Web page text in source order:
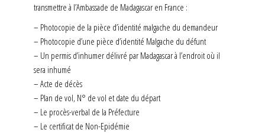
transmettre à l’Ambassade de Madagascar en France :
– Photocopie de la pièce d’identité malgache du demandeur
– Photocopie d’une pièce d’identité Malgache du défunt
– Un permis d’inhumer délivré par Madagascar à l’endroit où il
sera inhumé
– Acte de décès
– Plan de vol, N° de vol et date du départ
– Le procès-verbal de la Préfecture
– Le certificat de Non-Epidémie